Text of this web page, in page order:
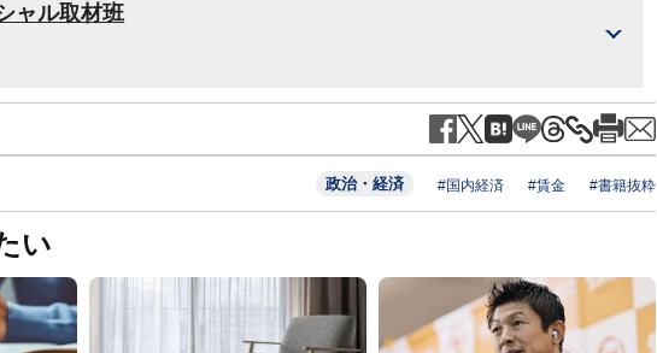
ャル取材班
政治・経済 #国内経済 #賃金 #書籍抜粋
い